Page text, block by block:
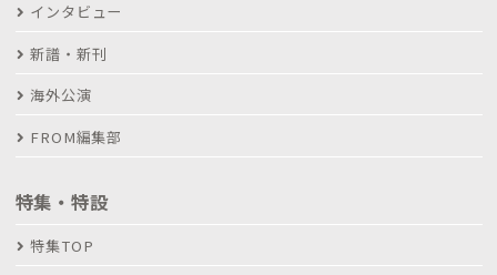
インタビュー
新譜・新刊
海外公演
FROM編集部
特集・特設
特集TOP